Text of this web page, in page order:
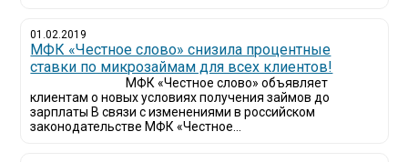
01.02.2019
МФК «Честное слово» снизила процентные
ставки по микрозаймам для всех клиентов!
МФК «Честное слово» объявляет
клиентам о новых условиях получения займов до
зарплаты В связи с изменениями в российском
законодательстве МФК «Честное...